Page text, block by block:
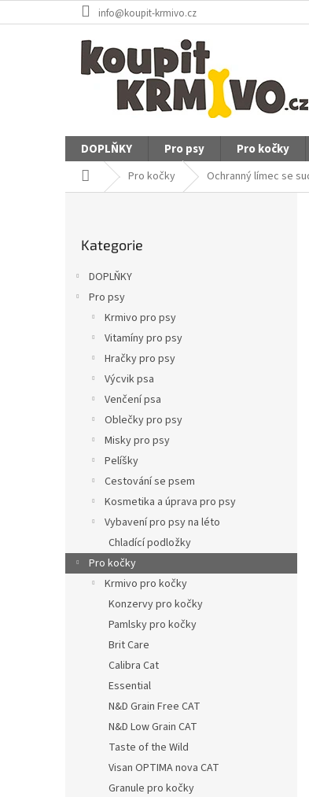
na
info@koupit-krmivo.cz
DOPLŇKY Pro psy Pro kočky
Domů Pro kočky Ochranný límec se
kategorie
Kategorie
DOPLŇKY
Pro psy
Krmivo pro psy
Vitamíny pro psy
Hračky pro psy
Výcvik psa
Venčení psa
Oblečky pro psy
Misky pro psy
Pelíšky
Cestování se psem
Kosmetika a úprava pro psy
Vybavení pro psy na léto
Chladící podložky
Pro kočky
Krmivo pro kočky
Konzervy pro kočky
Pamlsky pro kočky
Brit Care
Calibra Cat
Essential
N&D Grain Free CAT
N&D Low Grain CAT
Taste of the Wild
Visan OPTIMA nova CAT
Granule pro kočky